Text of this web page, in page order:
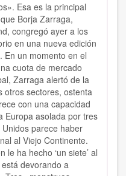
Esa es la principal
Borja Zarraga,
congregó ayer a los
en una nueva edición
En un momento en el
cuota de mercado
Zarraga alertó de la
otros sectores, ostenta
con una capacidad
Europa asolada por tres
parece haber
al Viejo Continente.
le ha hecho ‘un siete’ al
devorando a